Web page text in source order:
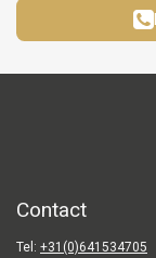
Contact
Tel: +31(0)641534705